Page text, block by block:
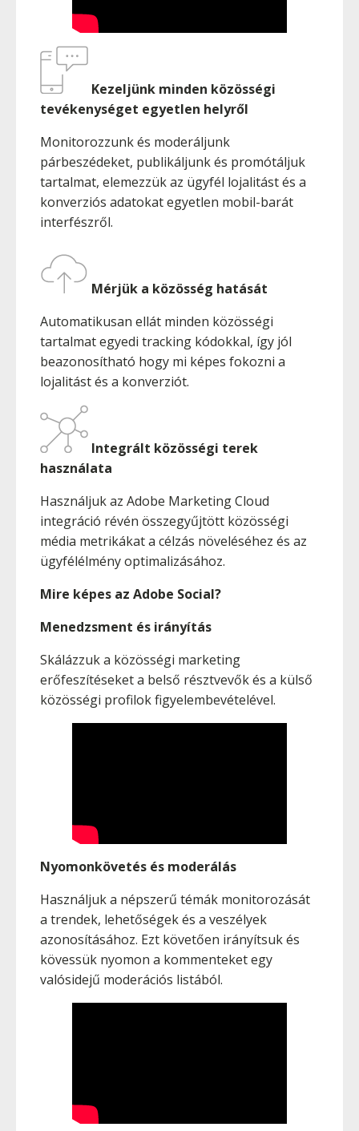
Kezeljünk minden közösségi
tevékenységet egyetlen helyről
Monitorozzunk és moderáljunk
párbeszédeket, publikáljunk és promótáljuk
tartalmat, elemezzük az ügyfél lojalitást és a
konverziós adatokat egyetlen mobil-barát
interfészről.
Mérjük a közösség hatását
Automatikusan ellát minden közösségi
tartalmat egyedi tracking kódokkal, így jól
beazonosítható hogy mi képes fokozni a
lojalitást és a konverziót.
Integrált közösségi terek
használata
Használjuk az Adobe Marketing Cloud
integráció révén összegyűjtött közösségi
média metrikákat a célzás növeléséhez és az
ügyfélélmény optimalizásához.
Mire képes az Adobe Social?
Menedzsment és irányítás
Skálázzuk a közösségi marketing
erőfeszítéseket a belső résztvevők és a külső
közösségi profilok figyelembevételével.
Nyomonkövetés és moderálás
Használjuk a népszerű témák monitorozását
a trendek, lehetőségek és a veszélyek
azonosításához. Ezt követően irányítsuk és
kövessük nyomon a kommenteket egy
valósidejű moderációs listából.